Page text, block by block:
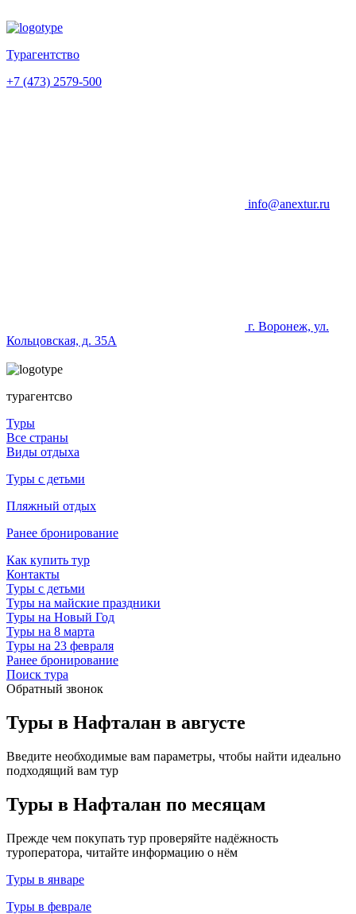
Турагентство
+7 (473) 2579-500
info@anextur.ru
г. Воронеж, ул.
Кольцовская, д. 35А
турагентсво
Туры
Все страны
Виды отдыха
Туры с детьми
Пляжный отдых
Ранее бронирование
Как купить тур
Контакты
Туры с детьми
Туры на майские праздники
Туры на Новый Год
Туры на 8 марта
Туры на 23 февраля
Ранее бронирование
Поиск тура
Обратный звонок
Туры в Нафталан в августе
Введите необходимые вам параметры, чтобы найти идеально
подходящий вам тур
Туры в Нафталан по месяцам
Прежде чем покупать тур проверяйте надёжность
туроператора, читайте информацию о нём
Туры в январе
Туры в феврале